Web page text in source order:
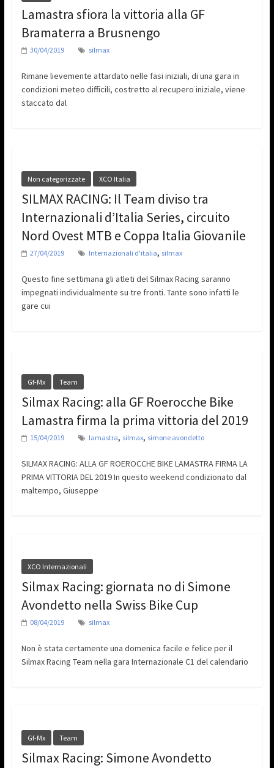
Lamastra sfiora la vittoria alla GF
Bramaterra a Brusnengo
30/04/2019 silmax
Rimane lievemente attardato nelle fasi iniziali, di una gara in
condizioni meteo difficili, costretto al recupero iniziale, viene
staccato dal
Non categorizzate XCO Italia
SILMAX RACING: Il Team diviso tra
Internazionali d’Italia Series, circuito
Nord Ovest MTB e Coppa Italia Giovanile
27/04/2019 Internazionali d'italia, silmax
Questo fine settimana gli atleti del Silmax Racing saranno
impegnati individualmente su tre fronti. Tante sono infatti le
gare cui
Gf-Mx Team
Silmax Racing: alla GF Roerocche Bike
Lamastra firma la prima vittoria del 2019
15/04/2019 lamastra, silmax, simone avondetto
SILMAX RACING: ALLA GF ROEROCCHE BIKE LAMASTRA FIRMA LA
PRIMA VITTORIA DEL 2019 In questo weekend condizionato dal
maltempo, Giuseppe
XCO Internazionali
Silmax Racing: giornata no di Simone
Avondetto nella Swiss Bike Cup
08/04/2019 silmax
Non è stata certamente una domenica facile e felice per il
Silmax Racing Team nella gara Internazionale C1 del calendario
Gf-Mx Team
Silmax Racing: Simone Avondetto